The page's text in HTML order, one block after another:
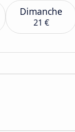
Dimanche
21 €